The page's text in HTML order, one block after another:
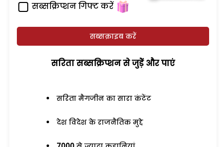
सब्सक्रिप्शन गिफ्ट करें
सब्सक्राइब करें
सरिता सब्सक्रिप्शन से जुड़ेें और पाएं
सरिता मैगजीन का सारा कंटेंट
देश विदेश के राजनैतिक मुद्दे